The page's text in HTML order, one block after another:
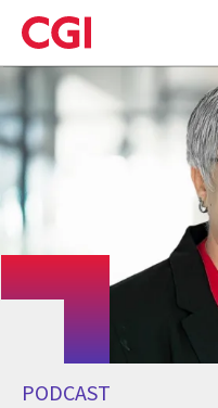
Skip
to
main
content
PODCAST